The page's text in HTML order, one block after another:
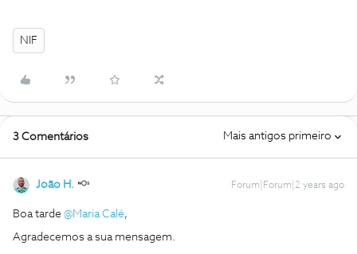
NIF
3 Comentários Mais antigos primeiro
João H. Forum|Forum|2 years ago
Boa tarde @Maria Calé,
Agradecemos a sua mensagem.